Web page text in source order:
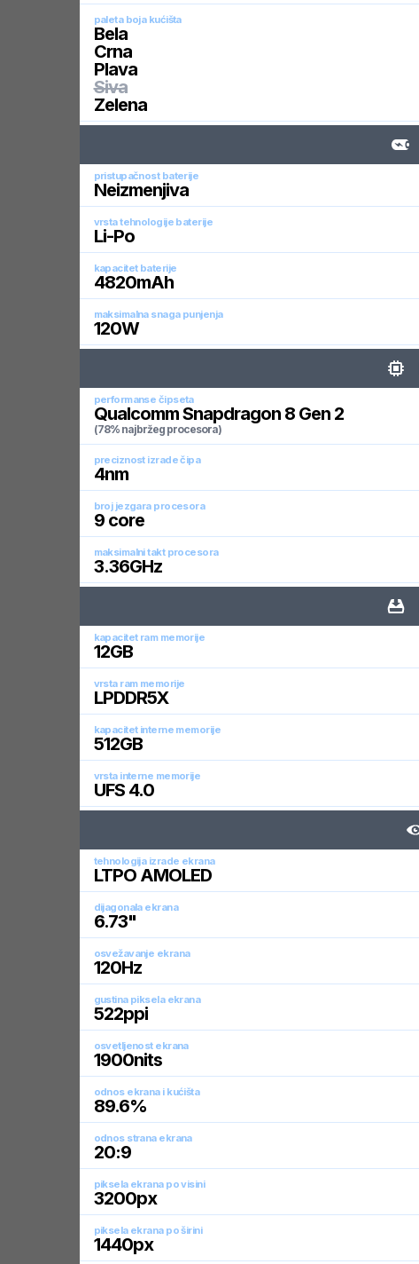
paleta boja kućišta
Bela
Crna
Plava
Siva
Zelena
pristupačnost baterije
Neizmenjiva
vrsta tehnologije baterije
Li-Po
kapacitet baterije
4820mAh
maksimalna snaga punjenja
120W
performanse čipseta
Qualcomm Snapdragon 8 Gen 2
(78% najbržeg procesora)
preciznost izrade čipa
4nm
broj jezgara procesora
9core
maksimalni takt procesora
3.36GHz
kapacitet ram memorije
12GB
vrsta ram memorije
LPDDR5X
kapacitet interne memorije
512GB
vrsta interne memorije
UFS 4.0
tehnologija izrade ekrana
LTPO AMOLED
dijagonala ekrana
6.73"
osvežavanje ekrana
120Hz
gustina piksela ekrana
522ppi
osvetljenost ekrana
1900nits
odnos ekrana i kućišta
89.6%
odnos strana ekrana
20:9
piksela ekrana po visini
3200px
piksela ekrana po širini
1440px